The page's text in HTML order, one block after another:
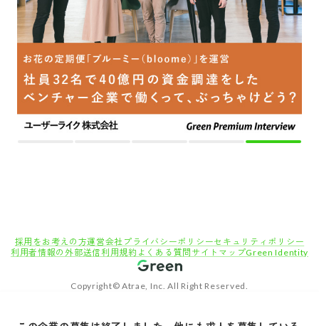
採用をお考えの方運営会社 プライバシーポリシーセキュリティポリシー
利用者情報の外部送信利用規約 よくある質問 サイトマップGreen Identity
Copyright© Atrae, Inc. All Right Reserved.